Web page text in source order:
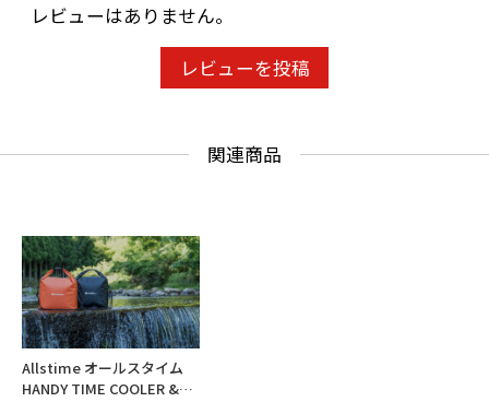
レビューはありません。
レビューを投稿
関連商品
Allstime オールスタイム
HANDY TIME COOLER &